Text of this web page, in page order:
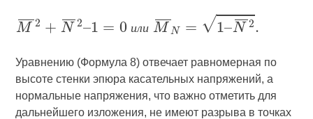
ил и
Уравнению (Формула 8) отвечает равномерная по
высоте стенки эпюра касательных напряжений, а
нормальные напряжения, что важно отметить для
дальнейшего изложения, не имеют разрыва в точках